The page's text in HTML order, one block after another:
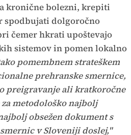
kronične bolezni, krepiti
spodbujati dolgoročno
čemer hkrati upoštevajo
sistemov in pomen lokalno
pomembnem strateškem
prehranske smernice,
preigravanje ali kratkoročne
metodološko najbolj
obsežen dokument s
v Sloveniji doslej,"